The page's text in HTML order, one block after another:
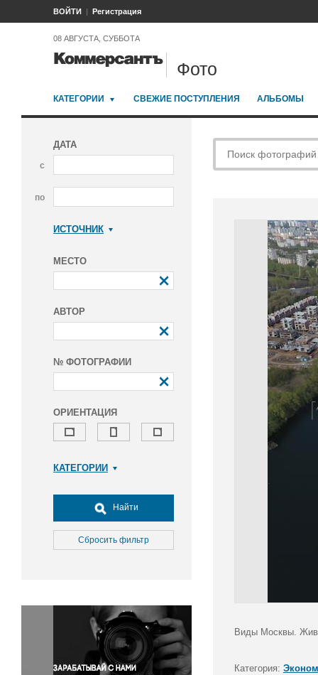
ВОЙТИ Регистрация
08 АВГУСТА, СУББОТА
Фото
КАТЕГОРИИ СВЕЖИЕ ПОСТУПЛЕНИЯ АЛЬБОМЫ
ДАТА
с
по
ИСТОЧНИК
МЕСТО
АВТОР
№ ФОТОГРАФИИ
ОРИЕНТАЦИЯ
КАТЕГОРИИ
Досуг, туризм и отдых
Культура
Медицина
Окружающая среда
Политика
Правосудие
Происшествия и конфликты
Найти
Сбросить фильтр
Виды Москвы.
Категория: